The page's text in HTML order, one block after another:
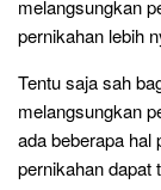
melangsungkan
pernikahan lebih
Tentu saja sah
melangsungkan
ada beberapa hal
pernikahan dapat